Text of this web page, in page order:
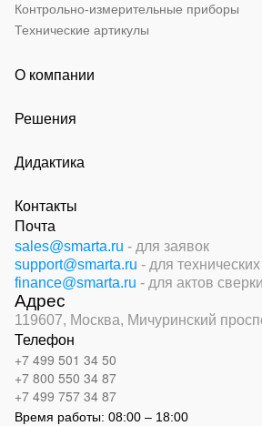
Контрольно-измерительные приборы
Технические артикулы
О компании
Решения
Дидактика
Контакты
Почта
sales@smarta.ru - для заявок
support@smarta.ru - для
finance@smarta.ru - для актов сверки
Адрес
119607, Москва, Мичуринский
Телефон
+7 499 501 34 50
+7 800 550 34 87
+7 499 757 34 87
Время работы: 08:00 – 18:00